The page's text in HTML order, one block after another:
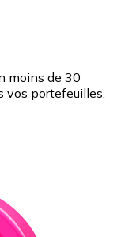
moins de 30
vos portefeuilles.